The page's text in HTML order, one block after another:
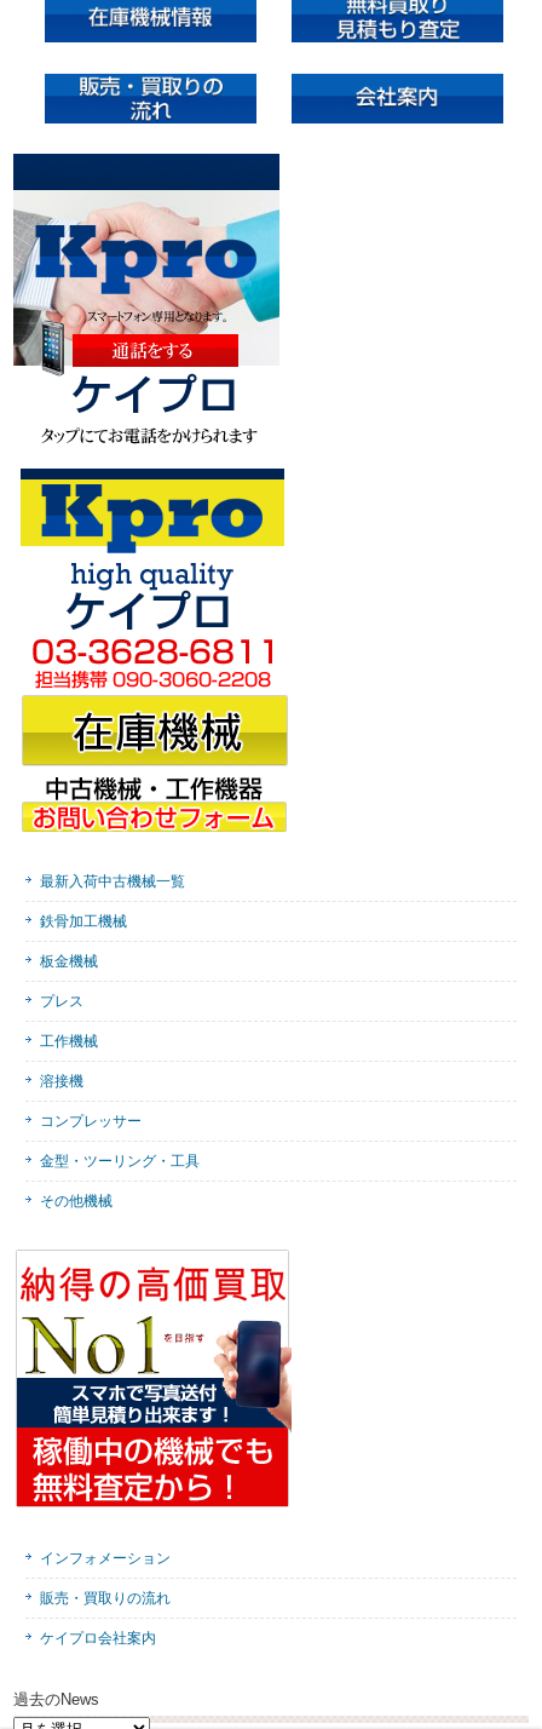
最新入荷中古機械一覧
鉄骨加工機械
板金機械
プレス
工作機械
溶接機
コンプレッサー
金型・ツーリング・工具
その他機械
インフォメーション
販売・買取りの流れ
ケイプロ会社案内
過去のNews